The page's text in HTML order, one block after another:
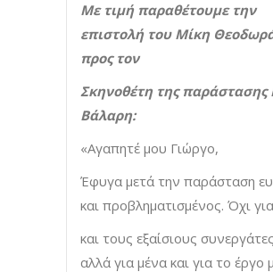
Με τιμή παραθέτουμε την
επιστολή του Μίκη
προς τον
Σκηνοθέτη της παράστασης
Βάλαρη:
«Αγαπητέ μου Γιώργο,
Έφυγα μετά την παράσταση
και προβληματισμένος. Όχι
και τους εξαίσιους
αλλά για μένα και για το έργο